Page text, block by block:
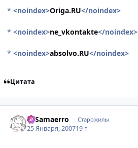
* <noindex>Origa.RU</noindex>
* <noindex>ne_vkontakte</noindex>
* <noindex>absolvo.RU</noindex>
Цитата
el Samaerro Старожилы
25 Января, 200719 г